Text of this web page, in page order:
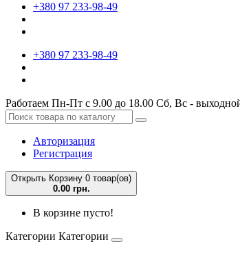
+380 97 233-98-49
+380 97 233-98-49
Работаем Пн-Пт с 9.00 до 18.00 Сб, Вс -
Авторизация
Регистрация
Открыть Корзину 0 товар(ов)
0.00 грн.
В корзине пусто!
Категории Категории